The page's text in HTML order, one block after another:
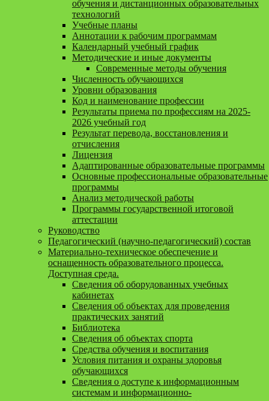
обучения и дистанционных образовательных
технологий
Учебные планы
Аннотации к рабочим программам
Календарный учебный график
Методические и иные документы
Современные методы обучения
Численность обучающихся
Уровни образования
Код и наименование профессии
Результаты приема по профессиям на 2025-
2026 учебный год
Результат перевода, восстановления и
отчисления
Лицензия
Адаптированные образовательные программы
Основные профессиональные образовательные
программы
Анализ методической работы
Программы государственной итоговой
аттестации
Руководство
Педагогический (научно-педагогический) состав
Материально-техническое обеспечение и
оснащенность образовательного процесса.
Доступная среда.
Сведения об оборудованных учебных
кабинетах
Сведения об объектах для проведения
практических занятий
Библиотека
Сведения об объектах спорта
Средства обучения и воспитания
Условия питания и охраны здоровья
обучающихся
Сведения о доступе к информационным
системам и информационно-